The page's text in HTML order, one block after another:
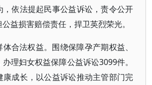
，依法提起民事公益诉讼，责令公开
益损害赔偿责任，捍卫英烈荣光。
合法权益。围绕保障孕产期权益、
理妇女权益保障公益诉讼3099件。
康成长，以公益诉讼推动主管部门完